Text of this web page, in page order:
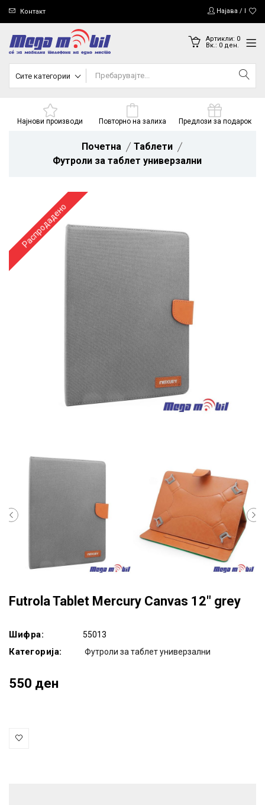
Контакт Најава /
Артикли: 0
Вк.: 0ден.
Сите категории
Најнови производи Повторно на залиха Предлози за подарок
Почетна
Таблети
Футроли за таблет универзални
Распродадено
Futrola Tablet Mercury Canvas 12" grey
Шифра: 55013
Категорија: Футроли за таблет универзални
550 ден